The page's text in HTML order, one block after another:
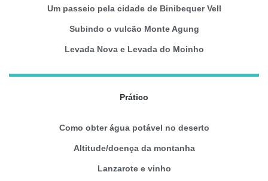
Um passeio pela cidade de Binibequer Vell
Subindo o vulcão Monte Agung
Levada Nova e Levada do Moinho
Prático
Como obter água potável no deserto
Altitude/doença da montanha
Lanzarote e vinho